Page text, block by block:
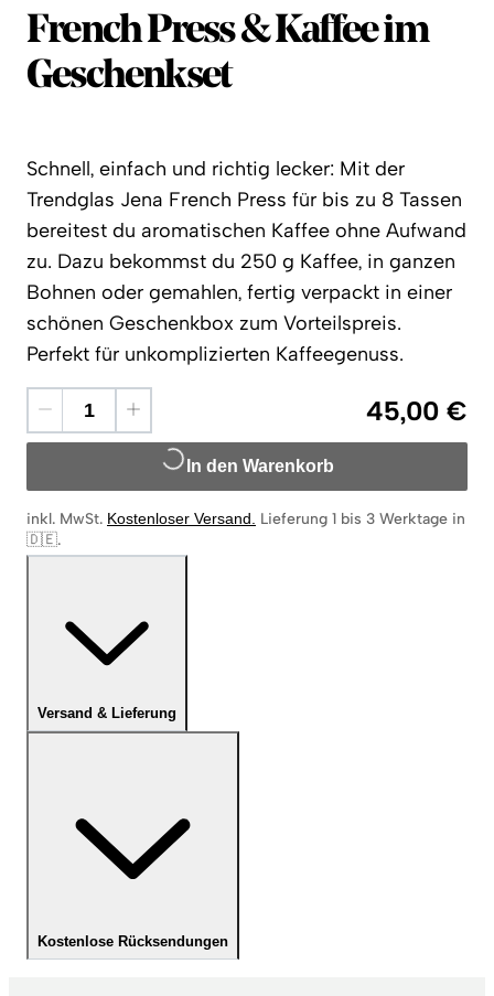
Coffee Circle
French Press & Kaffee im
Geschenkset
Schnell, einfach und richtig lecker: Mit der
Trendglas Jena French Press für bis zu 8 Tassen
bereitest du aromatischen Kaffee ohne Aufwand
zu. Dazu bekommst du 250 g Kaffee, in ganzen
Bohnen oder gemahlen, fertig verpackt in einer
schönen Geschenkbox zum Vorteilspreis.
Perfekt für unkomplizierten Kaffeegenuss.
45,00 €
In den Warenkorb
inkl. MwSt. Kostenloser Versand. Lieferung 1 bis 3 Werktage in
🇩🇪.
Versand & Lieferung
Kostenlose Rücksendungen